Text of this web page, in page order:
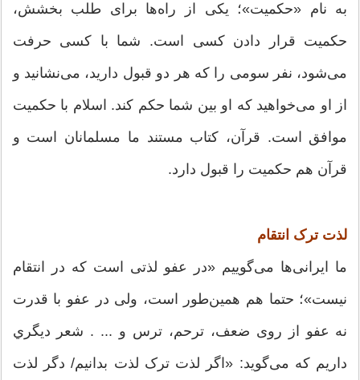
به نام «حکمیت»؛ یکی از راه‌ها برای طلب بخشش،
حکمیت قرار دادن کسی است. شما با کسی حرفت
می‌شود، نفر سومی را که هر دو قبول دارید، می‌نشانید و
از او می‌خواهید که او بین شما حکم کند. اسلام با حکمیت
موافق است. قرآن، کتاب مستند ما مسلمانان است و
قرآن هم حکمیت را قبول دارد.
لذت ترک انتقام
ما ایرانی‌ها می‌گوییم «در عفو لذتی است که در انتقام
نیست»؛ حتما هم همین‌طور است، ولی در عفو با قدرت
نه عفو از روی ضعف، ترحم، ترس و ... . شعر دیگري
داریم که می‌گوید: «اگر لذت ترک لذت بدانیم/ دگر لذت